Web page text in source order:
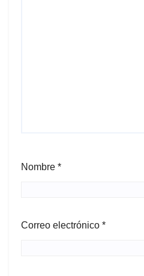
Nombre *
Correo electrónico *